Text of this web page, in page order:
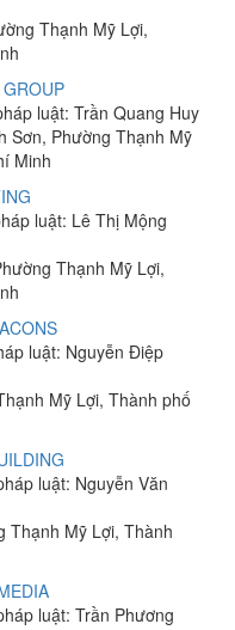
Thạnh Mỹ Lợi,
luật: Trần Quang Huy
Sơn, Phường Thạnh Mỹ
Minh
luật: Lê Thị Mộng
Thạnh Mỹ Lợi,
luật: Nguyễn Điệp
Mỹ Lợi, Thành phố
luật: Nguyễn Văn
Thạnh Mỹ Lợi, Thành
luật: Trần Phương